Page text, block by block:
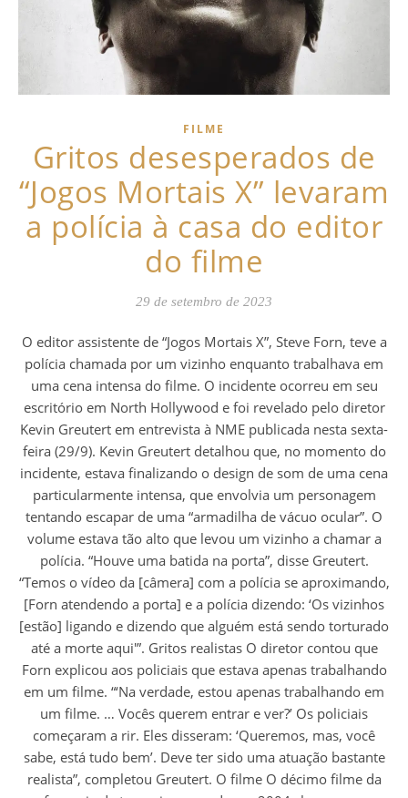
FILME
Gritos desesperados de
“Jogos Mortais X” levaram
a polícia à casa do editor
do filme
29 de setembro de 2023
O editor assistente de “Jogos Mortais X”, Steve Forn, teve a
polícia chamada por um vizinho enquanto trabalhava em
uma cena intensa do filme. O incidente ocorreu em seu
escritório em North Hollywood e foi revelado pelo diretor
Kevin Greutert em entrevista à NME publicada nesta sexta-
feira (29/9). Kevin Greutert detalhou que, no momento do
incidente, estava finalizando o design de som de uma cena
particularmente intensa, que envolvia um personagem
tentando escapar de uma “armadilha de vácuo ocular”. O
volume estava tão alto que levou um vizinho a chamar a
polícia. “Houve uma batida na porta”, disse Greutert.
“Temos o vídeo da [câmera] com a polícia se aproximando,
[Forn atendendo a porta] e a polícia dizendo: ‘Os vizinhos
[estão] ligando e dizendo que alguém está sendo torturado
até a morte aqui'”. Gritos realistas O diretor contou que
Forn explicou aos policiais que estava apenas trabalhando
em um filme. “‘Na verdade, estou apenas trabalhando em
um filme. … Vocês querem entrar e ver?’ Os policiais
começaram a rir. Eles disseram: ‘Queremos, mas, você
sabe, está tudo bem’. Deve ter sido uma atuação bastante
realista”, completou Greutert. O filme O décimo filme da